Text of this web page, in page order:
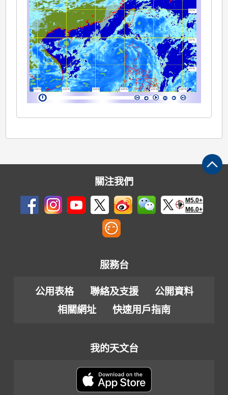
關注我們
M5.0+
M6.0+
服務台
公用表格 聯絡及支援
公開資料
相關網址
快速用戶指南
我的天文台